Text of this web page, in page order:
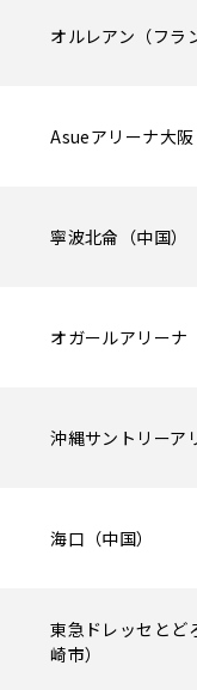
オルレアン（フラ
Asueアリーナ大阪
寧波北侖（中国）
オガールアリーナ
沖縄サントリーア
海口（中国）
東急ドレッセとど
崎市）